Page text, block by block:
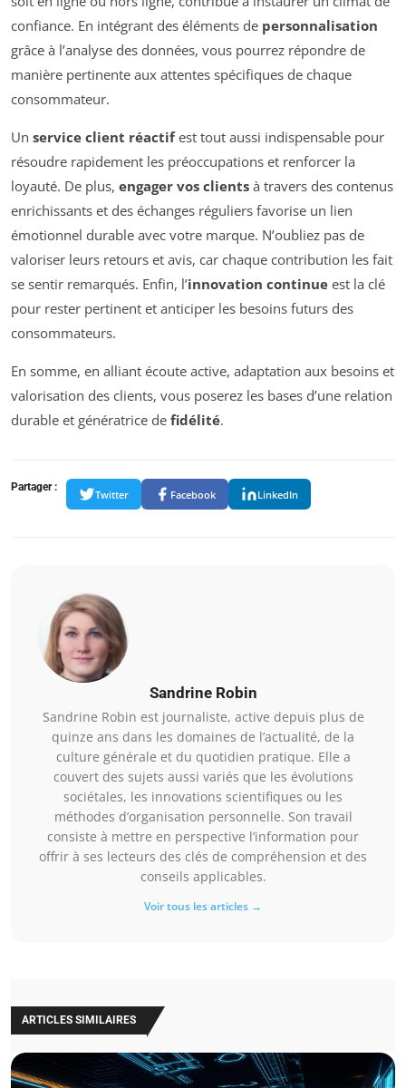
confiance. En intégrant des éléments de personnalisation
grâce à l’analyse des données, vous pourrez répondre de
manière pertinente aux attentes spécifiques de chaque
consommateur.
Un service client réactifest tout aussi indispensable pour
résoudre rapidement les préoccupations et renforcer la
loyauté. De plus, engager vos clients à travers des contenus
enrichissants et des échanges réguliers favorise un lien
émotionnel durable avec votre marque. N’oubliez pas de
valoriser leurs retours et avis, car chaque contribution les fait
se sentir remarqués. Enfin, l’innovation continue est la clé
pour rester pertinent et anticiper les besoins futurs des
consommateurs.
En somme, en alliant écoute active, adaptation aux besoins et
valorisation des clients, vous poserez les bases d’une relation
durable et génératrice de fidélité.
Partager :
Twitter Facebook LinkedIn
Sandrine Robin
Sandrine Robin est journaliste, active depuis plus de
quinze ans dans les domaines de l’actualité, de la
culture générale et du quotidien pratique. Elle a
couvert des sujets aussi variés que les évolutions
sociétales, les innovations scientifiques ou les
méthodes d’organisation personnelle. Son travail
consiste à mettre en perspective l’information pour
offrir à ses lecteurs des clés de compréhension et des
conseils applicables.
Voir tous les articles →
ARTICLES SIMILAIRES